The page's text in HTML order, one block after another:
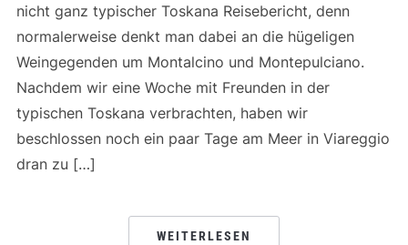
nicht ganz typischer Toskana Reisebericht, denn
normalerweise denkt man dabei an die hügeligen
Weingegenden um Montalcino und Montepulciano.
Nachdem wir eine Woche mit Freunden in der
typischen Toskana verbrachten, haben wir
beschlossen noch ein paar Tage am Meer in Viareggio
dran zu […]
WEITERLESEN